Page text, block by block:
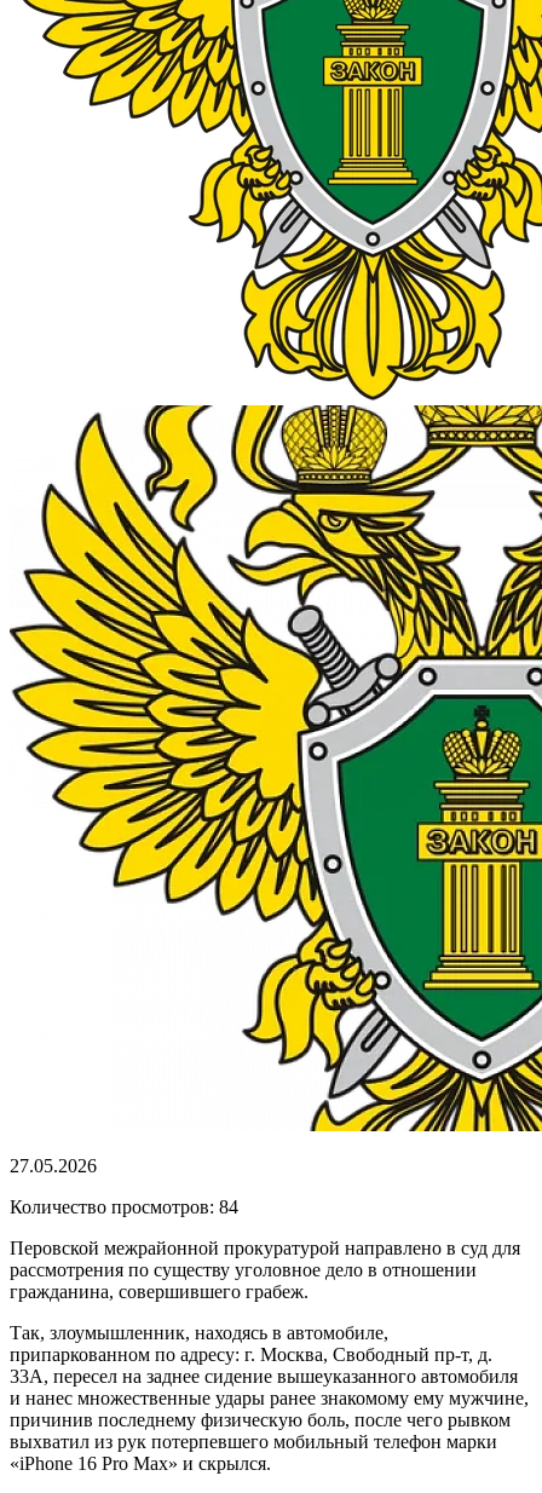
27.05.2026
Количество просмотров: 84
Перовской межрайонной прокуратурой направлено в суд для
рассмотрения по существу уголовное дело в отношении
гражданина, совершившего грабеж.
Так, злоумышленник, находясь в автомобиле,
припаркованном по адресу: г. Москва, Свободный пр-т, д.
33А, пересел на заднее сидение вышеуказанного автомобиля
и нанес множественные удары ранее знакомому ему мужчине,
причинив последнему физическую боль, после чего рывком
выхватил из рук потерпевшего мобильный телефон марки
«iPhone 16 Pro Max» и скрылся.